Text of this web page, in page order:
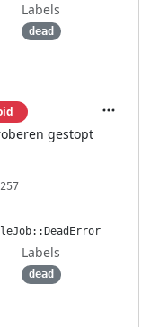
Labels
dead
gestopt
Labels
dead